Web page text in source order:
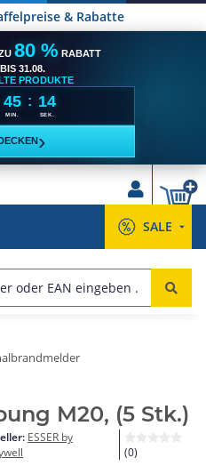
& Rabatte
80 % RABATT
31.08.
PRODUKTE
45
MIN.
: 14
SEK.
›
SALE
M20, (5 Stk.)
ESSER by
(0)